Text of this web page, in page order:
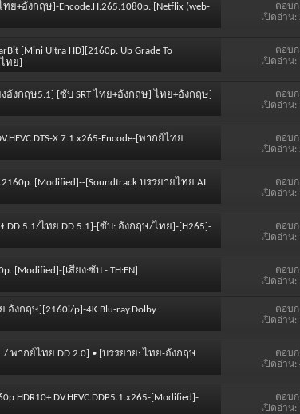
+อังกฤษ]-Encode.H.265.1080p. [Netflix (web-
ตอบ
เปิดอ่าน:
[Mini Ultra HD][2160p. Up Grade To
ทย]
ตอบ
เปิดอ่าน:
อังกฤษ5.1] [ซับ SRT ไทย+อังกฤษ] ไทย+อังกฤษ]
ตอบ
เปิดอ่าน:
X 7.1.x265-Encode-[พากย์ไทย
ตอบ
เปิดอ่าน:
[Modified]--[Soundtrack บรรยายไทย AI
ตอบ
เปิดอ่าน:
DD 5.1/ไทย DD 5.1]-[ซับ: อังกฤษ/ไทย]-[H265]-
ตอบ
เปิดอ่าน:
[Modified]-[เสียง:ซับ - TH:EN] ตอบ
เปิดอ่าน:
อังกฤษ][2160i/p]-4K Blu-ray.Dolby
ตอบ
เปิดอ่าน:
/ พากย์ไทย DD 2.0] • [บรรยาย: ไทย-อังกฤษ
ตอบ
เปิดอ่าน:
HDR10+.DV.HEVC.DDP5.1.x265-[Modified]-
ตอบ
เปิดอ่าน: